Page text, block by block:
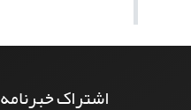
اشتراک خبرنامه